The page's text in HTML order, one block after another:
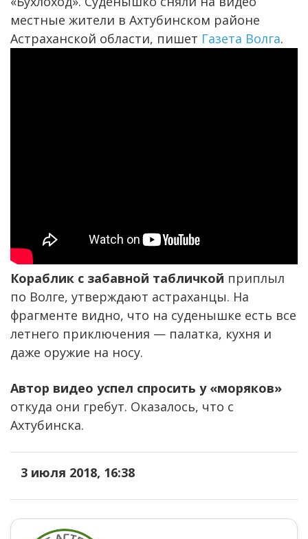
местные жители в Ахтубинском районе
Астраханской области, пишет Газета Волга.
Кораблик с забавной табличкой приплыл
по Волге, утверждают астраханцы. На
фрагменте видно, что на суденышке есть все
летнего приключения — палатка, кухня и
даже оружие на носу.
Автор видео успел спросить у «моряков»
откуда они гребут. Оказалось, что с
Ахтубинска.
3 июля 2018, 16:38